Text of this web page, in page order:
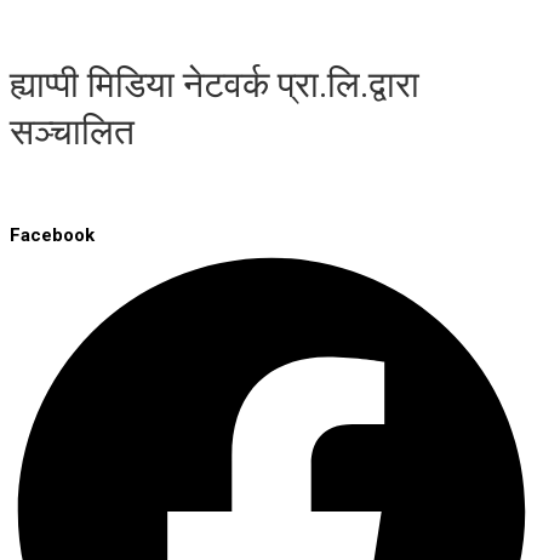
ह्याप्पी मिडिया नेटवर्क प्रा.लि.द्वारा
सञ्चालित
Facebook